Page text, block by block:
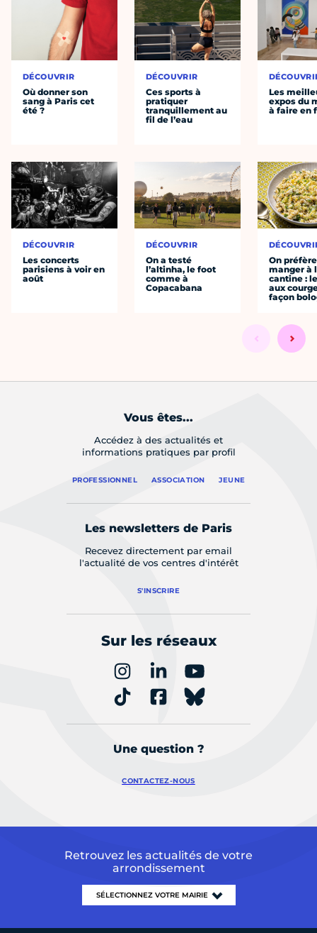
DÉCOUVRIR
Où donner son
sang à Paris cet
été ?
DÉCOUVRIR
Les concerts
parisiens à voir en
août
DÉCOUVRIR
Ces sports à
pratiquer
tranquillement au
fil de l’eau
DÉCOUVRIR
On a testé
l’altinha, le foot
comme à
Copacabana
Les
expos du
à faire en
On préfère
manger à
cantine :
aux
façon
Vous êtes...
Accédez à des actualités et
informations pratiques par profil
PROFESSIONNEL ASSOCIATION JEUNE
Les newsletters de Paris
Recevez directement par email
l'actualité de vos centres d'intérêt
S'INSCRIRE
Sur les réseaux
Une question ?
CONTACTEZ-NOUS
Retrouvez les actualités de votre
arrondissement